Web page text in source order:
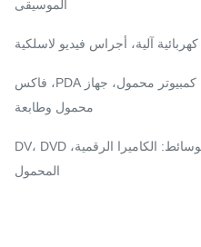
الموسيقى
5جهاز التدليك، مكبس الرموش، كمبيوتر محمول، جهاز PDA، فاكس
محمول وطابعة
6أجهزة الكمبيوتر اللوحية، معدات الوسائط: الكاميرا الرقمية، DV، DVD
المحمول